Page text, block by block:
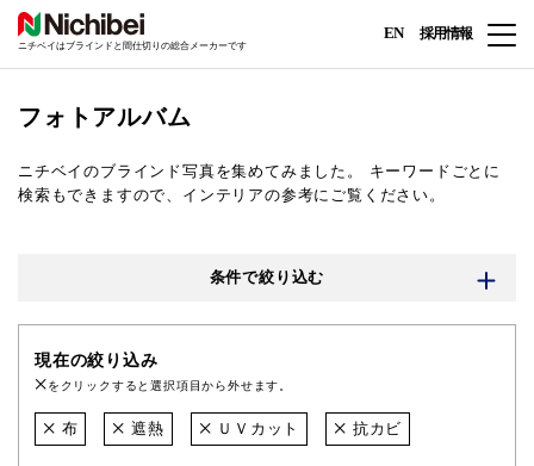
ニチベイはブラインドと間仕切りの総合メーカーです
EN 採用情報
フォトアルバム
ニチベイのブラインド写真を集めてみました。
キーワードごとに
検索もできますので、インテリアの参考にご覧ください。
条件で絞り込む
現在の絞り込み
をクリックすると選択項目から外せます。
布 遮熱 ＵＶカット 抗カビ